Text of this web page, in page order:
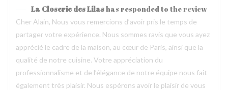
La Closerie des Lilashas responded to the review
Cher Alain, Nous vous remercions d’avoir pris le temps de
partager votre expérience. Nous sommes ravis que vous ayez
apprécié le cadre de la maison, au cœur de Paris, ainsi que la
qualité de notre cuisine. Votre appréciation du
professionnalisme et de l’élégance de notre équipe nous fait
également très plaisir. Nous espérons avoir le plaisir de vous